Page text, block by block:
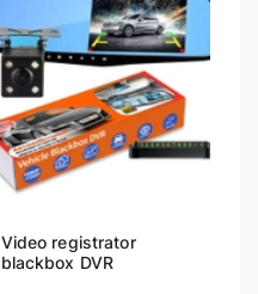
Video registrator
blackbox DVR